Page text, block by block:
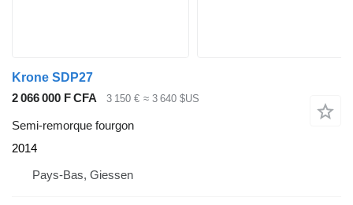
Krone SDP27
2 066 000 F CFA
3 150 € ≈ 3 640 $US
Semi-remorque fourgon
2014
Pays-Bas, Giessen